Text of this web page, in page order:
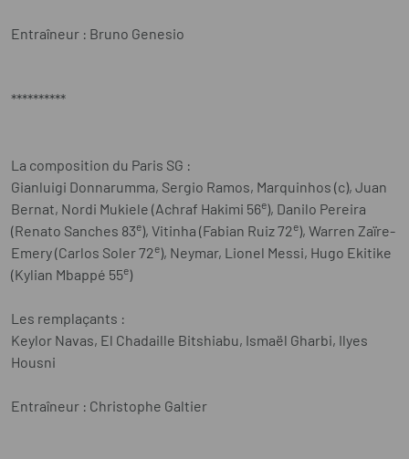
Entraîneur : Bruno Genesio
**********
La composition du Paris SG :
Gianluigi Donnarumma, Sergio Ramos, Marquinhos (c), Juan
Bernat, Nordi Mukiele (Achraf Hakimi 56e), Danilo Pereira
(Renato Sanches 83e), Vitinha (Fabian Ruiz 72e), Warren Zaïre-
Emery (Carlos Soler 72e), Neymar, Lionel Messi, Hugo Ekitike
(Kylian Mbappé 55e)
Les remplaçants :
Keylor Navas, El Chadaille Bitshiabu, Ismaël Gharbi, Ilyes
Housni
Entraîneur : Christophe Galtier